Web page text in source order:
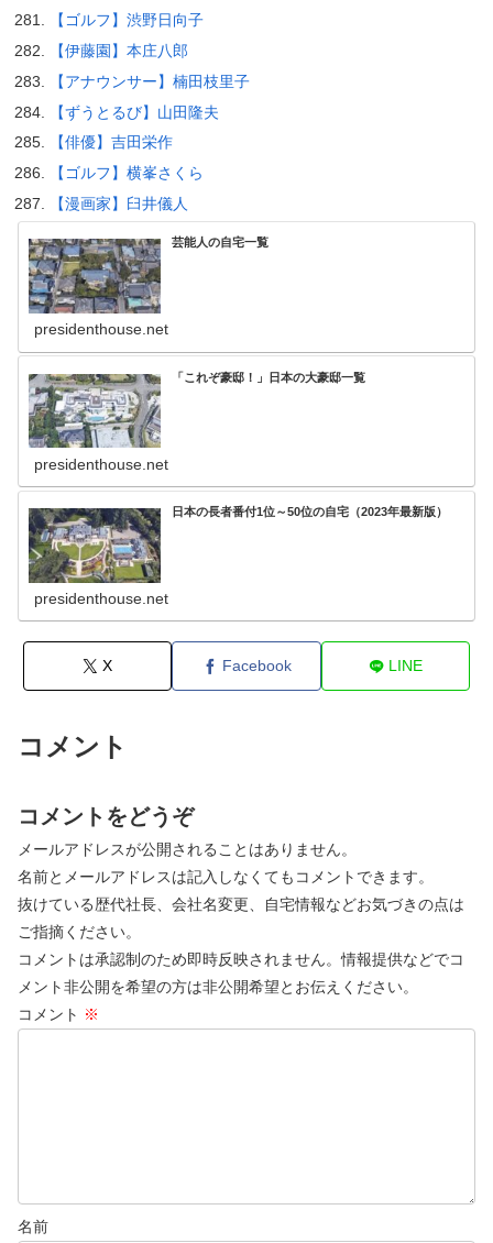
【ゴルフ】渋野日向子
【伊藤園】本庄八郎
【アナウンサー】楠田枝里子
【ずうとるび】山田隆夫
【俳優】吉田栄作
【ゴルフ】横峯さくら
【漫画家】臼井儀人
芸能人の自宅一覧
presidenthouse.net
「これぞ豪邸！」日本の大豪邸一覧
presidenthouse.net
日本の長者番付1位～50位の自宅（2023年最新版）
presidenthouse.net
X Facebook LINE
コメント
コメントをどうぞ
メールアドレスが公開されることはありません。
名前とメールアドレスは記入しなくてもコメントできます。
抜けている歴代社長、会社名変更、自宅情報などお気づきの点は
ご指摘ください。
コメントは承認制のため即時反映されません。情報提供などでコ
メント非公開を希望の方は非公開希望とお伝えください。
コメント ※
名前